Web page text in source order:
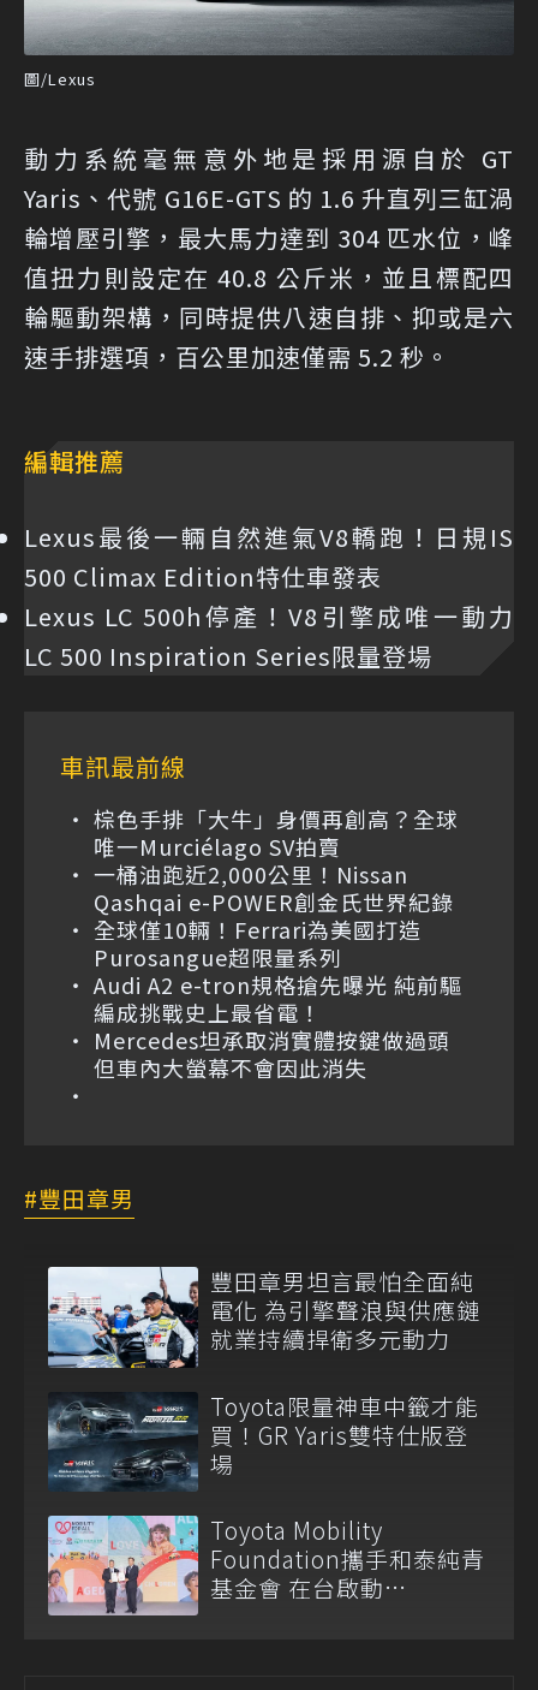
圖/Lexus
動力系統毫無意外地是採用源自於 GT
Yaris、代號 G16E-GTS 的 1.6 升直列三缸渦
輪增壓引擎，最大馬力達到 304 匹水位，峰
值扭力則設定在 40.8 公斤米，並且標配四
輪驅動架構，同時提供八速自排、抑或是六
速手排選項，百公里加速僅需 5.2 秒。
編輯推薦
Lexus最後一輛自然進氣V8轎跑！日規IS
500 Climax Edition特仕車發表
Lexus LC 500h停產！V8引擎成唯一動力
LC 500 Inspiration Series限量登場
車訊最前線
棕色手排「大牛」身價再創高？全球
唯一Murciélago SV拍賣
一桶油跑近2,000公里！Nissan
Qashqai e-POWER創金氏世界紀錄
全球僅10輛！Ferrari為美國打造
Purosangue超限量系列
Audi A2 e-tron規格搶先曝光 純前驅
編成挑戰史上最省電！
Mercedes坦承取消實體按鍵做過頭
但車內大螢幕不會因此消失
豐田章男
豐田章男坦言最怕全面純
電化 為引擎聲浪與供應鏈
就業持續捍衛多元動力
Toyota限量神車中籤才能
買！GR Yaris雙特仕版登
場
Toyota Mobility
Foundation攜手和泰純青
基金會 在台啟動